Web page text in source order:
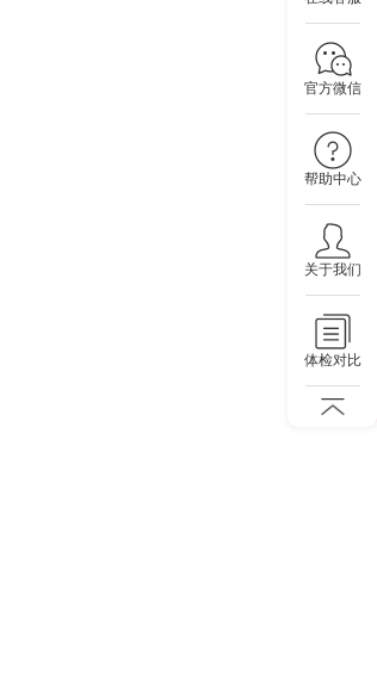
官方微信
帮助中心
关于我们
体检对比